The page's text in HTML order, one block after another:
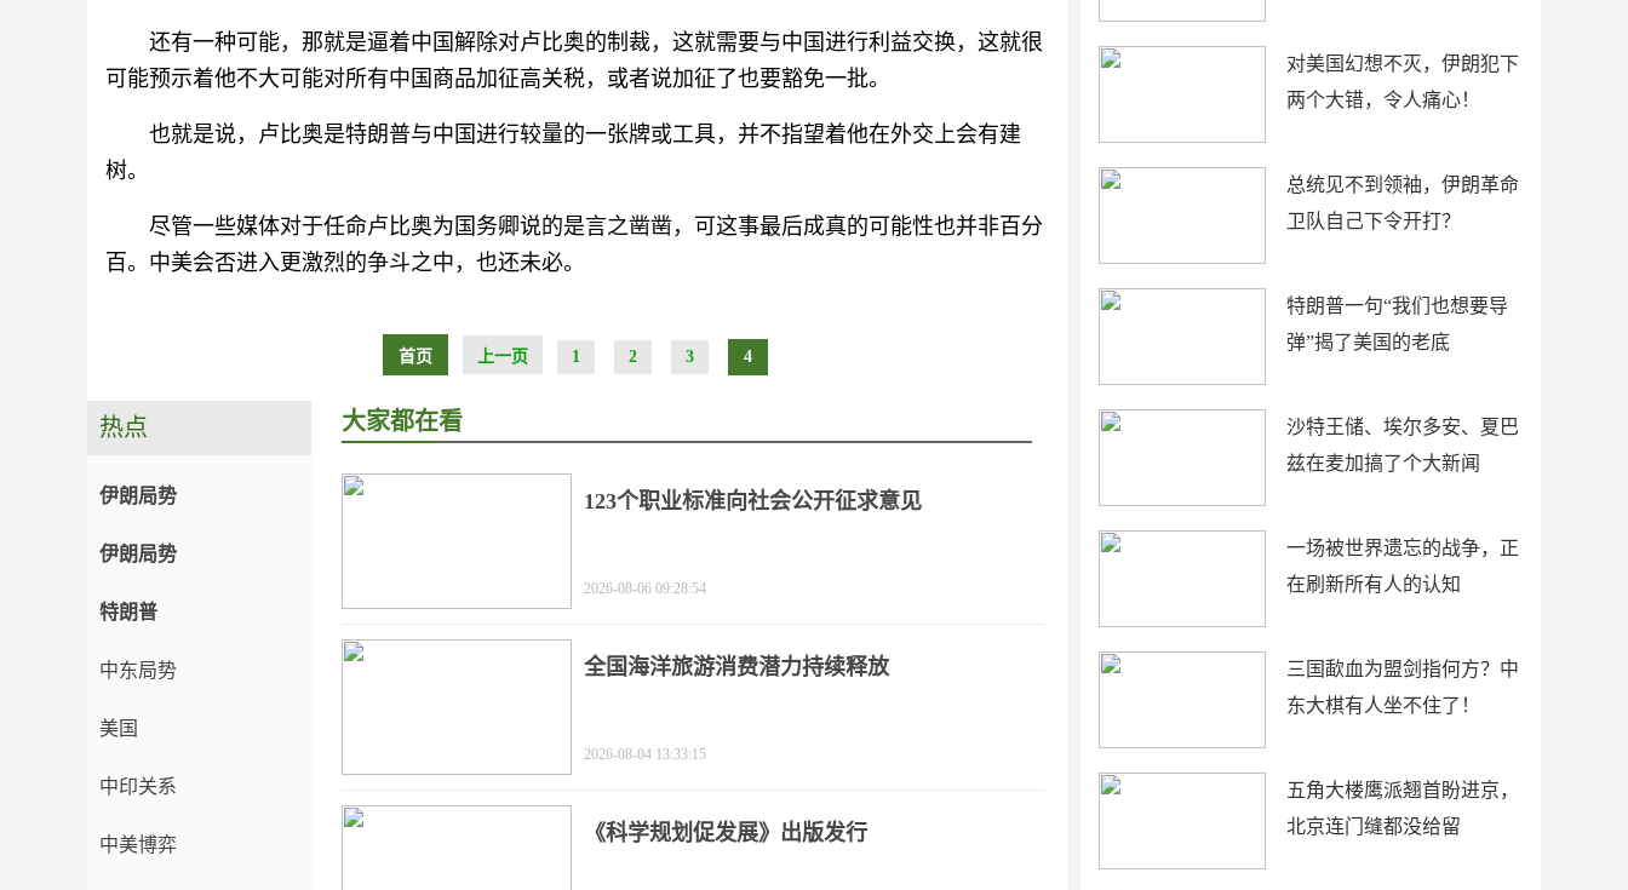
还有一种可能，那就是逼着中国解除对卢比奥的制裁，这就需要与中国进行利益交换，这就很
可能预示着他不大可能对所有中国商品加征高关税，或者说加征了也要豁免一批。
也就是说，卢比奥是特朗普与中国进行较量的一张牌或工具，并不指望着他在外交上会有建
树。
尽管一些媒体对于任命卢比奥为国务卿说的是言之凿凿，可这事最后成真的可能性也并非百分
百。中美会否进入更激烈的争斗之中，也还未必。
首页 上一页 1 2 3 4
对美国幻想不灭，伊朗犯下
两个大错，令人痛心！
总统见不到领袖，伊朗革命
卫队自己下令开打？
特朗普一句“我们也想要导
弹”揭了美国的老底
沙特王储、埃尔多安、夏巴
兹在麦加搞了个大新闻
一场被世界遗忘的战争，正
在刷新所有人的认知
三国歃血为盟剑指何方？中
东大棋有人坐不住了！
五角大楼鹰派翘首盼进京，
北京连门缝都没给留
热点
伊朗局势
伊朗局势
特朗普
中东局势
美国
中印关系
中美博弈
大家都在看
123个职业标准向社会公开征求意见
2026-08-06 09:28:54
全国海洋旅游消费潜力持续释放
2026-08-04 13:33:15
《科学规划促发展》出版发行